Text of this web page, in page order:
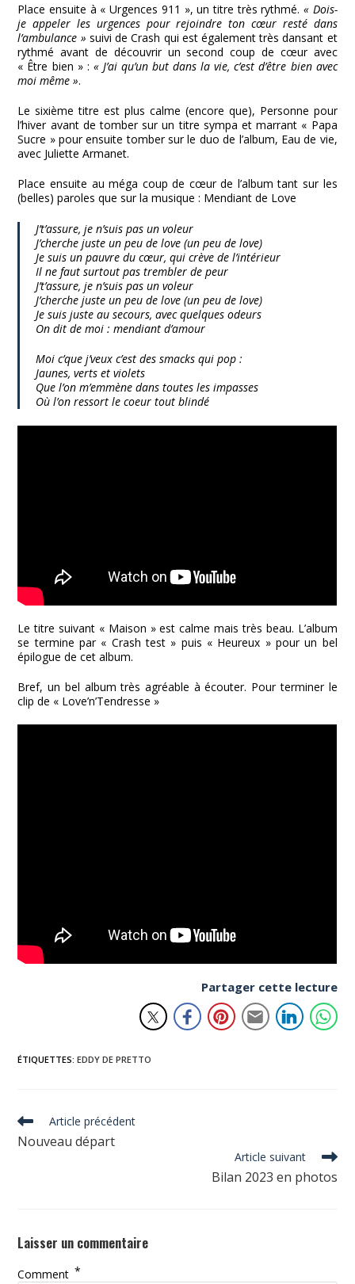
Place ensuite à « Urgences 911 », un titre très rythmé. « Dois-
je appeler les urgences pour rejoindre ton cœur resté dans
l’ambulance » suivi de Crash qui est également très dansant et
rythmé avant de découvrir un second coup de cœur avec
« Être bien » : « J’ai qu’un but dans la vie, c’est d’être bien avec
moi même ».
Le sixième titre est plus calme (encore que), Personne pour
l’hiver avant de tomber sur un titre sympa et marrant « Papa
Sucre » pour ensuite tomber sur le duo de l’album, Eau de vie,
avec Juliette Armanet.
Place ensuite au méga coup de cœur de l’album tant sur les
(belles) paroles que sur la musique : Mendiant de Love
J’t’assure, je n’suis pas un voleur
J’cherche juste un peu de love (un peu de love)
Je suis un pauvre du cœur, qui crève de l’intérieur
Il ne faut surtout pas trembler de peur
J’t’assure, je n’suis pas un voleur
J’cherche juste un peu de love (un peu de love)
Je suis juste au secours, avec quelques odeurs
On dit de moi : mendiant d’amour
Moi c’que j’veux c’est des smacks qui pop :
Jaunes, verts et violets
Que l’on m’emmène dans toutes les impasses
Où l’on ressort le coeur tout blindé
Le titre suivant « Maison » est calme mais très beau. L’album
se termine par « Crash test » puis « Heureux » pour un bel
épilogue de cet album.
Bref, un bel album très agréable à écouter. Pour terminer le
clip de « Love’n’Tendresse »
Partager cette lecture
ÉTIQUETTES:EDDY DE PRETTO
Read
more
articles
Article précédent
Nouveau départ
Article suivant
Bilan 2023 en photos
Laisser un commentaire
Comment *